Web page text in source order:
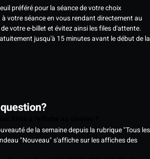
préféré pour la séance de votre choix
votre séance en vous rendant directement au
votre e-billet et évitez ainsi les files d'attente.
jusqu'à 15 minutes avant le début de la
de la semaine depuis la rubrique "Tous les
"Nouveau" s'affiche sur les affiches des